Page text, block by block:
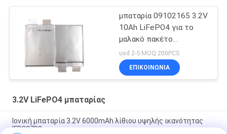
μπαταρία 09102165 3.2V
10Ah LiFePO4 για το
μαλακό πακέτο
σακουλών μπαταριών
σταθμών δαπανών
usd 2-5 MOQ:200PCS
ΕΠΙΚΟΙΝΩΝΊΑ
3.2V LiFePO4 μπαταρίας
Ιονική μπαταρία 3.2V 6000mAh λίθιου υψηλής ικανότητας
IFR32700